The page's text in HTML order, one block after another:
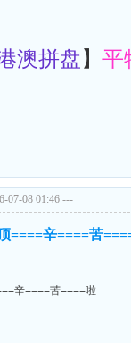
澳拼盘 】 平
07-08 01:46 ---
====辛====苦
辛====苦====啦